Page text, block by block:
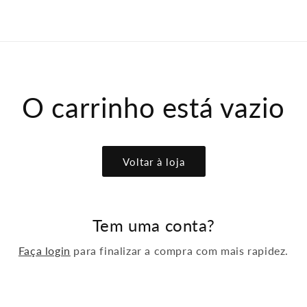
O carrinho está vazio
Voltar à loja
Tem uma conta?
Faça login para finalizar a compra com mais rapidez.